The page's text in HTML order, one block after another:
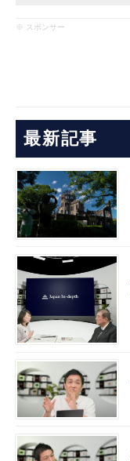
※ スポンサー
最新記事